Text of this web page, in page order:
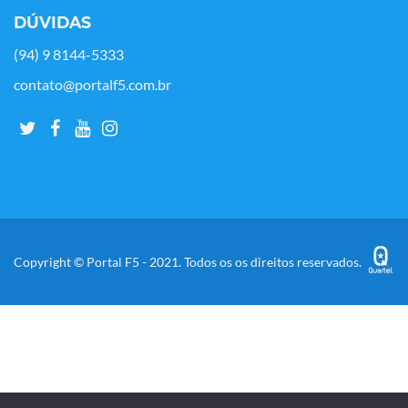
DÚVIDAS
(94) 9 8144-5333
contato@portalf5.com.br
Copyright © Portal F5 - 2021. Todos os os direitos reservados.